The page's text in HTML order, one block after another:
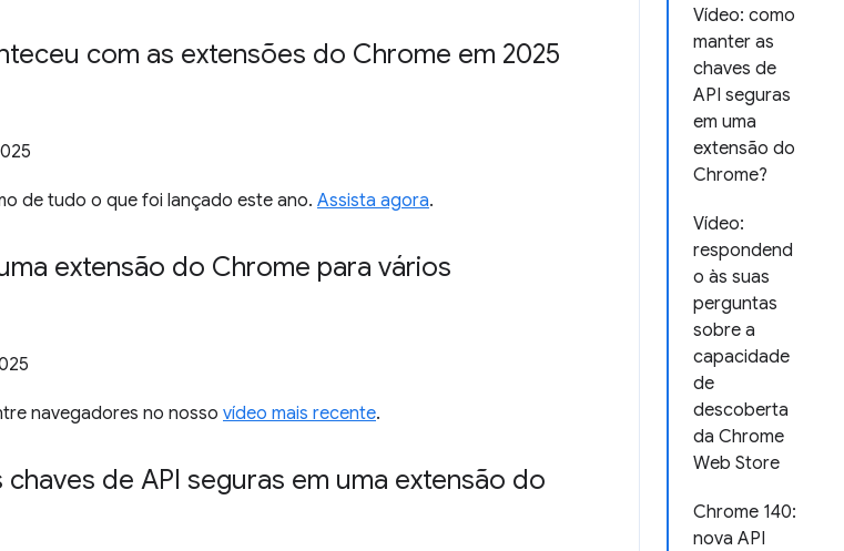
Vídeo: como
manter as
chaves de
API seguras
em uma
extensão do
Chrome?
Vídeo:
respondend
o às suas
perguntas
sobre a
capacidade
de
descoberta
da Chrome
Web Store
Chrome 140:
nova API
com as extensões do Chrome em 2025
de tudo o que foi lançado este ano. Assista agora.
extensão do Chrome para vários
navegadores no nosso vídeo mais recente.
de API seguras em uma extensão do